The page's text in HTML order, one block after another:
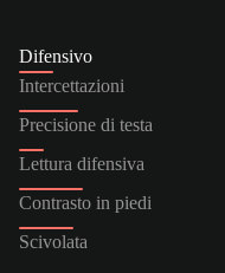
Difensivo
Intercettazioni
Precisione di testa
Lettura difensiva
Contrasto in piedi
Scivolata